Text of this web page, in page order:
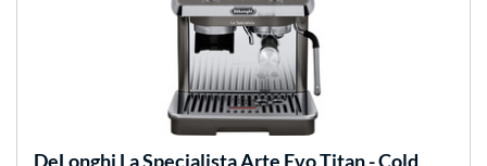
DeLonghi La Specialista Arte Evo Titan - Cold